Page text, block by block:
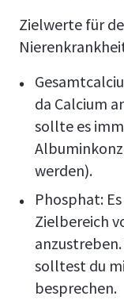
Zielwerte für
da Calcium
sollte es
werden).
Phosphat:
Zielbereich
solltest du
besprechen.